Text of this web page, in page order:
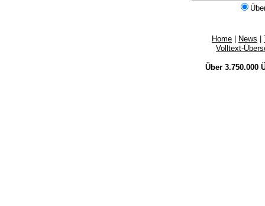
Home News
Volltext-
Über 3.750.000